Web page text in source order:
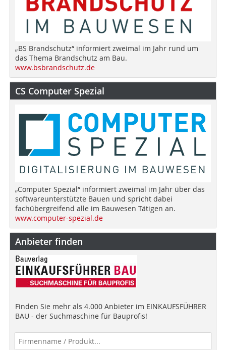
„BS Brandschutz“ informiert zweimal im Jahr rund um
das Thema Brandschutz am Bau.
www.bsbrandschutz.de
CS Computer Spezial
„Computer Spezial“ informiert zweimal im Jahr über das
softwareunterstützte Bauen und spricht dabei
fachübergreifend alle im Bauwesen Tätigen an.
www.computer-spezial.de
Anbieter finden
Finden Sie mehr als 4.000 Anbieter im EINKAUFSFÜHRER
BAU - der Suchmaschine für Bauprofis!